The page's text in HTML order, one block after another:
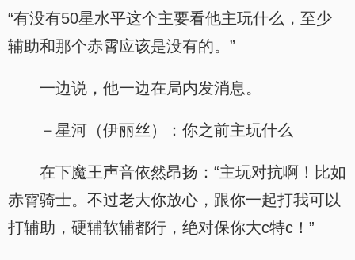
“有没有50星水平这个主要看他主玩什么，至少
辅助和那个赤霄应该是没有的。”
一边说，他一边在局内发消息。
－星河（伊丽丝）：你之前主玩什么
在下魔王声音依然昂扬：“主玩对抗啊！比如
赤霄骑士。不过老大你放心，跟你一起打我可以
打辅助，硬辅软辅都行，绝对保你大c特c！”